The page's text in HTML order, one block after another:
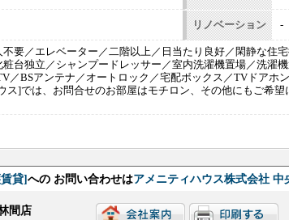
リノベーション -
要／エレベーター／二階以上／日当たり良好／閑静な住
台独立／シャンプードレッサー／室内洗濯機置場／洗濯
／BSアンテナ／オートロック／宅配ボックス／TVドアホ
]では、お問合せのお部屋はモチロン、その他にもご希
貸]への お問い合わせはアメニティハウス株式会社 中
間店